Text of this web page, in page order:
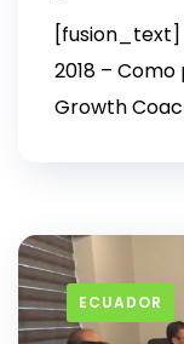
[fusion_text]
2018 –
Growth
ECUADOR